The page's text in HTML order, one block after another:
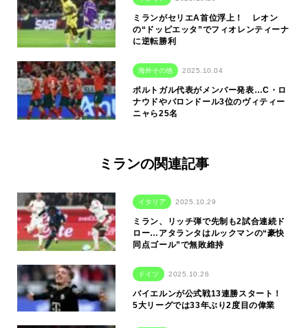
ミランがセリエA首位浮上！ レオン
の“ドッピエッタ”でフィオレンティーナ
に逆転勝利
海外その他 2025.10.04
ポルトガル代表がメンバー発表…C・ロ
ナウドやバロンドール3位のヴィティー
ニャら25名
ミランの関連記事
イタリア 2025.10.29
ミラン、リッチ弾で先制も2試合連続ド
ロー…アタランタはルックマンの“豪快
同点ゴール”で無敗維持
ドイツ 2025.10.26
バイエルンが公式戦13連勝スタート！
5大リーグでは33年ぶり2度目の偉業